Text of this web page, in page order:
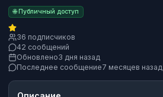
🌐 Публичный доступ
36 подписчиков
42 сообщений
Обновлено3 дня назад
Последнее сообщение7 месяцев назад